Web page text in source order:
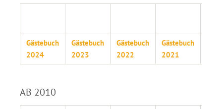
Gästebuch
2024
Gästebuch
2023
Gästebuch
2022
Gästebuch
2021
AB 2010